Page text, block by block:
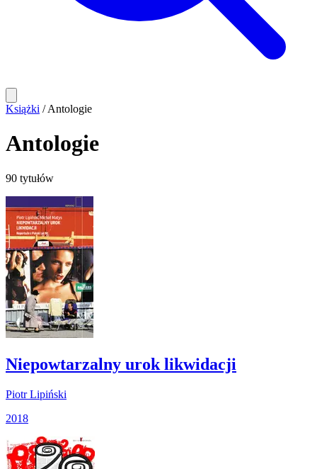
Książki / Antologie
Antologie
90 tytułów
Niepowtarzalny urok likwidacji
Piotr Lipiński
2018